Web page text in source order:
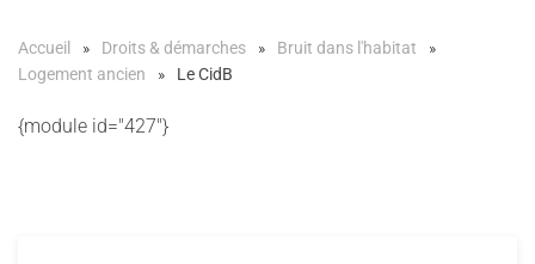
Accueil Droits & démarches
Bruit dans l'habitat
Logement ancien
Le CidB
{module id="427"}